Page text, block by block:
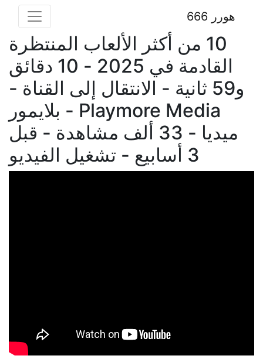
هورر 666
10 من أكثر الألعاب المنتظرة
القادمة في 2025 - 10 دقائق
و59 ثانية - الانتقال إلى القناة -
Playmore Media - بلايمور
ميديا - 33 ألف مشاهدة - قبل
3 أسابيع - تشغيل الفيديو